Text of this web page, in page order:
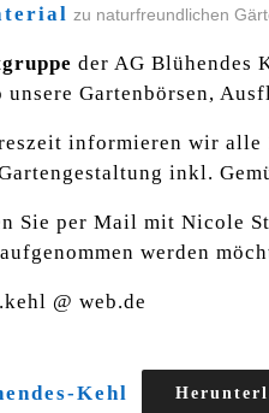
al zu naturfreundlichen
der AG Blühendes
unsere Gartenbörsen,
informieren wir alle
inkl.
Sie per Mail mit Nicole
werden
@ web.de
Kehl